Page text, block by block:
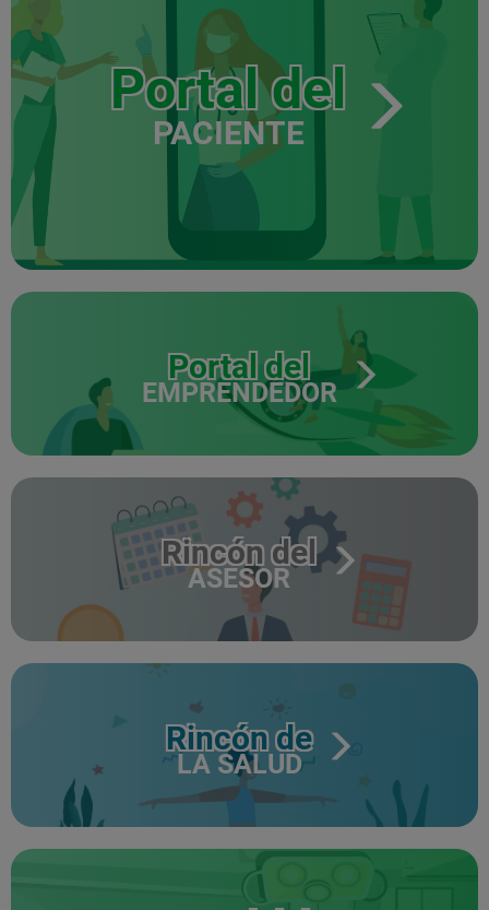
Portal del
PACIENTE
Portal del
EMPRENDEDOR
Rincón del
ASESOR
Rincón de
LA SALUD